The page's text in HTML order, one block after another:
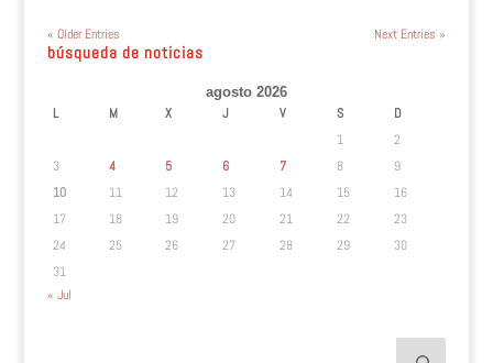
« Older Entries Next Entries »
búsqueda de noticias
agosto 2026
L M X J V S
D
1
2
3
4 5 6 7 8
9
10
11 12 13 14 15
16
17
18 19 20 21 22
23
24
25 26 27 28 29
30
31
« Jul